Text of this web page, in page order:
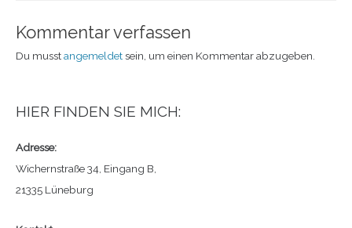
Kommentar verfassen
Du musstangemeldetsein, um einen Kommentar abzugeben.
HIER FINDEN SIE MICH:
Adresse:
Wichernstraße 34, Eingang B,
21335 Lüneburg